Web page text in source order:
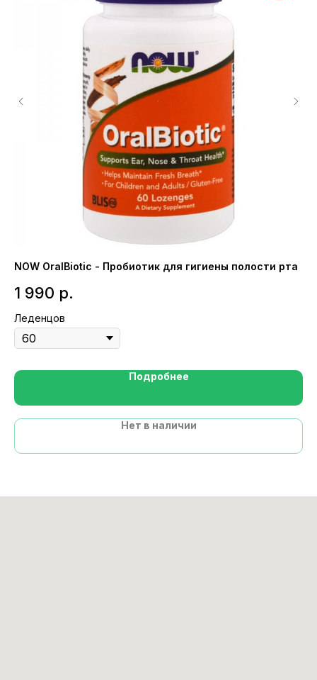
NOW OralBiotic - Пробиотик для гигиены полости рта
1 990 р.
Леденцов
Подробнее
Нет в наличии